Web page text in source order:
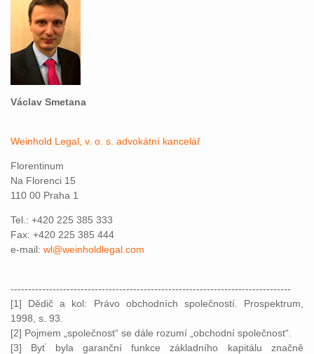
Václav Smetana
Weinhold Legal, v. o. s. advokátní kancelář
Florentinum
Na Florenci 15
110 00 Praha 1
Tel.: +420 225 385 333
Fax: +420 225 385 444
e-mail: wl@weinholdlegal.com
--------------------------------------------------------------------------------
[1] Dědič a kol: Právo obchodních společností. Prospektrum,
1998, s. 93.
[2] Pojmem „společnost“ se dále rozumí „obchodní společnost“.
[3] Byť byla garanční funkce základního kapitálu značně